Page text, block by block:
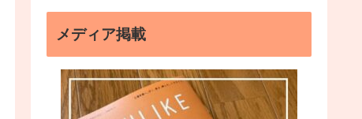
メディア掲載